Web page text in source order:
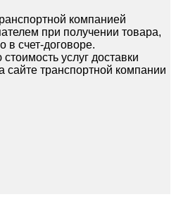
компанией
при получении товара,
в счет-договоре.
услуг доставки
сайте транспортной компании